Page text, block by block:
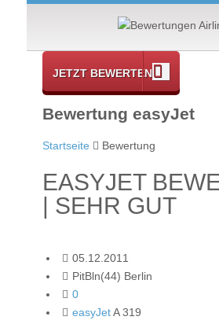
JETZT BEWERTEN
Bewertung easyJet
Startseite Bewertung
EASYJET
| SEHR GUT
05.12.2011
PitBln(44) Berlin
0
easyJetA 319